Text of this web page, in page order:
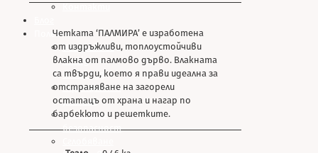
Полезно
Използване
на Big
Green Egg
Гаранционни
условия
Съвети за
безопасност
Четката ‘ПАЛМИРА’ е изработена
от издръжливи, топлоустойчиви
влакна от палмово дърво. Влакната
са твърди, което я прави идеална за
отстраняване на загорели
остатацъ от храна и нагар по
барбекюто и решетките.